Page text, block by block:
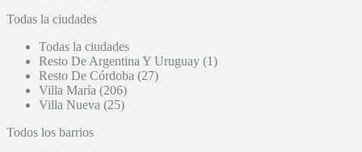
Todas la ciudades
Todas la ciudades
Resto De Argentina Y Uruguay (1)
Resto De Córdoba (27)
Villa María (206)
Villa Nueva (25)
Todos los barrios